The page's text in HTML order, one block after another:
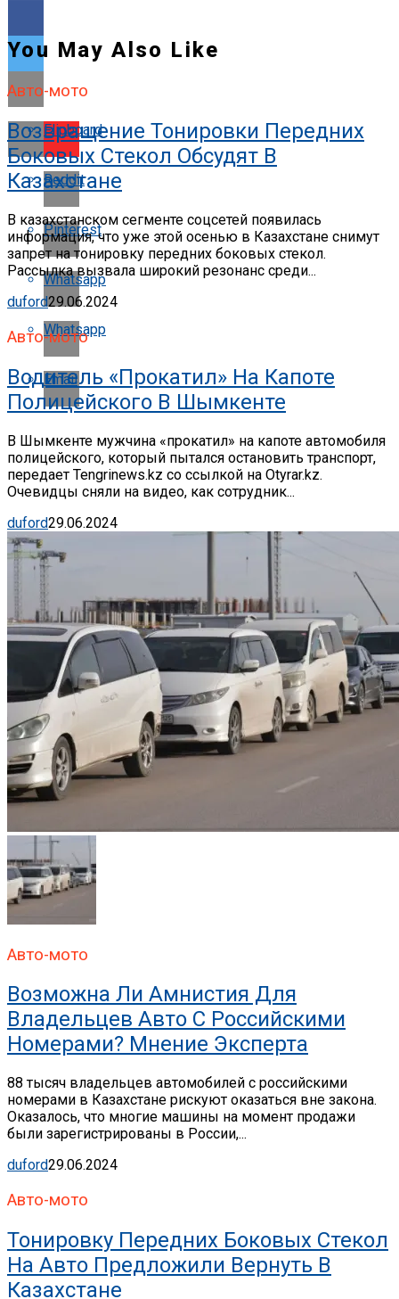
Flipboard
Reddit
Pinterest
Whatsapp
Whatsapp
Email
You May Also Like
Авто-мото
Возвращение Тонировки Передних
Боковых Стекол Обсудят В
Казахстане
В казахстанском сегменте соцсетей появилась
информация, что уже этой осенью в Казахстане снимут
запрет на тонировку передних боковых стекол.
Рассылка вызвала широкий резонанс среди...
duford29.06.2024
Авто-мото
Водитель «прокатил» На Капоте
Полицейского В Шымкенте
В Шымкенте мужчина «прокатил» на капоте автомобиля
полицейского, который пытался остановить транспорт,
передает Tengrinews.kz со ссылкой на Otyrar.kz.
Очевидцы сняли на видео, как сотрудник...
duford29.06.2024
Авто-мото
Возможна Ли Амнистия Для
Владельцев Авто С Российскими
Номерами? Мнение Эксперта
88 тысяч владельцев автомобилей с российскими
номерами в Казахстане рискуют оказаться вне закона.
Оказалось, что многие машины на момент продажи
были зарегистрированы в России,...
duford29.06.2024
Авто-мото
Тонировку Передних Боковых Стекол
На Авто Предложили Вернуть В
Казахстане